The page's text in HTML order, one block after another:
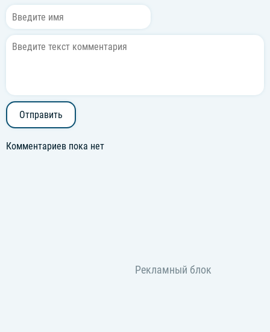
Отправить
Комментариев пока нет